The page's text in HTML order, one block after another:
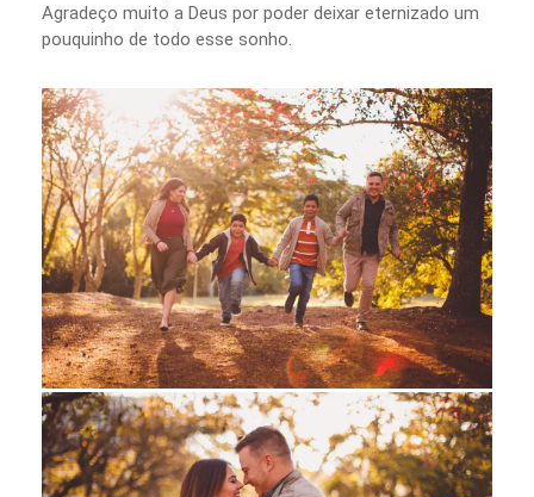
Agradeço muito a Deus por poder deixar eternizado um
pouquinho de todo esse sonho.